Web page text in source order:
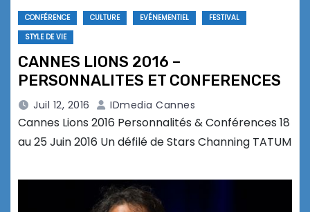
CONFÉRENCE CULTURE EVÉNEMENTIEL
FESTIVAL
STYLE DE VIE
CANNES LIONS 2016 –
PERSONNALITES ET CONFERENCES
Juil 12, 2016 IDmedia Cannes
Cannes Lions 2016 Personnalités & Conférences 18
au 25 Juin 2016 Un défilé de Stars Channing TATUM